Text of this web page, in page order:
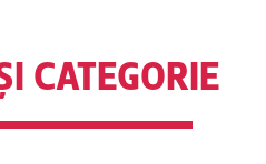
CATEGORIE